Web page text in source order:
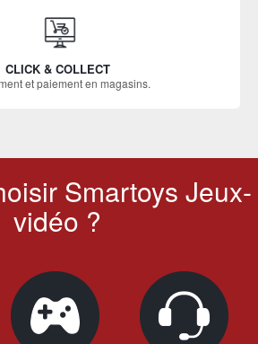
CLICK & COLLECT
et paiement en magasins.
Smartoys Jeux-
vidéo ?